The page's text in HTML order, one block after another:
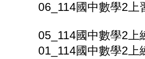
06_114國中數學2上
05_114國中數學2上
01_114國中數學2上